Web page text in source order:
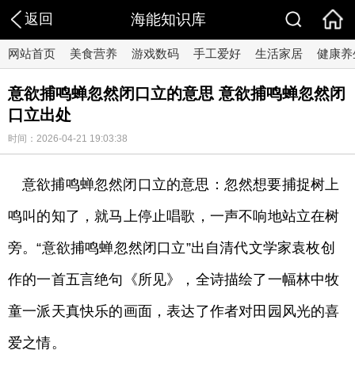
返回 海能知识库
网站首页 美食营养 游戏数码 手工爱好 生活家居 健康养
意欲捕鸣蝉忽然闭口立的意思 意欲捕鸣蝉忽然闭
口立出处
时间：2026-04-21 19:03:38
意欲捕鸣蝉忽然闭口立的意思：忽然想要捕捉树上
鸣叫的知了，就马上停止唱歌，一声不响地站立在树
旁。“意欲捕鸣蝉忽然闭口立”出自清代文学家袁枚创
作的一首五言绝句《所见》，全诗描绘了一幅林中牧
童一派天真快乐的画面，表达了作者对田园风光的喜
爱之情。